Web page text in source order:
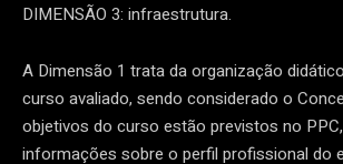
DIMENSÃO 3: infraestrutura.
A Dimensão 1 trata da organização
curso avaliado, sendo considerado o
objetivos do curso estão previstos no
informações sobre o perfil profissional do